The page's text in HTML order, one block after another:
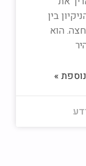
בין
הוא
»